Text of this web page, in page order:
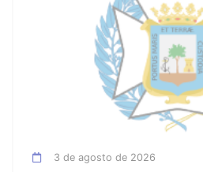
3 de agosto de 2026